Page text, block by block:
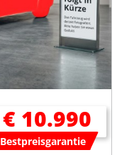
€ 10.990
Bestpreisgarantie